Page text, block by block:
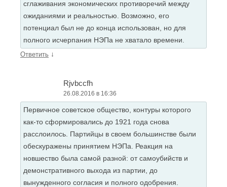
сглаживания экономических противоречий между
ожиданиями и реальностью. Возможно, его
потенциал был не до конца использован, но для
полного исчерпания НЭПа не хватало времени.
Ответить ↓
Rjvbccfh
26.08.2016 в 16:36
Первичное советское общество, контуры которого
как-то сформировались до 1921 года снова
расслоилось. Партийцы в своем большинстве были
обескуражены принятием НЭПа. Реакция на
новшество была самой разной: от самоубийств и
демонстративного выхода из партии, до
вынужденного согласия и полного одобрения.